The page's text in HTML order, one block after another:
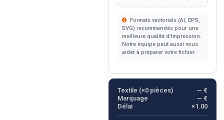
Formats vectoriels (AI, EPS,
SVG) recommandés pour une
meilleure qualité d'impression.
Notre équipe peut aussi vous
aider à préparer votre fichier.
Textile (×0pièces)
— €
Marquage
— €
Délai
×1.00